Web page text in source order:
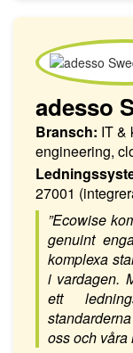
adesso
Bransch: IT &
engineering,
27001
”Ecowise
genuint
komplexa
i vardagen.
ett
oss och våra